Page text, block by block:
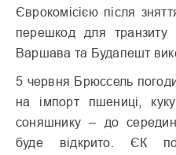
Єврокомісією після
перешкод для транзиту
Варшава та Будапешт
5 червня Брюссель
на імпорт пшениці,
соняшнику – до
буде відкрито. ЄК